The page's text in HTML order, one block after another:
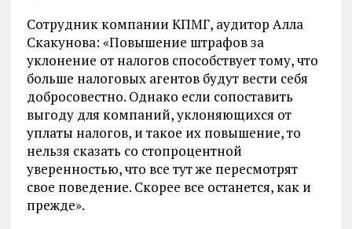
Сотрудник компании КПМГ, аудитор Алла
Скакунова: «Повышение штрафов за
уклонение от налогов способствует тому, что
больше налоговых агентов будут вести себя
добросовестно. Однако если сопоставить
выгоду для компаний, уклоняющихся от
уплаты налогов, и такое их повышение, то
нельзя сказать со стопроцентной
уверенностью, что все тут же пересмотрят
свое поведение. Скорее все останется, как и
прежде».